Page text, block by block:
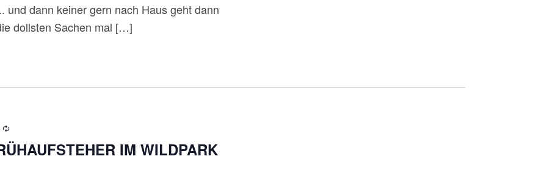
und dann keiner gern nach Haus geht dann
dollsten Sachen mal […]
IM WILDPARK